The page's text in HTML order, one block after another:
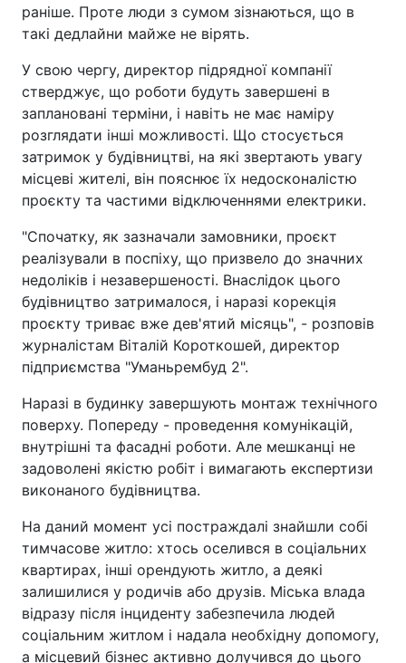
раніше. Проте люди з сумом зізнаються, що в
такі дедлайни майже не вірять.
У свою чергу, директор підрядної компанії
стверджує, що роботи будуть завершені в
заплановані терміни, і навіть не має наміру
розглядати інші можливості. Що стосується
затримок у будівництві, на які звертають увагу
місцеві жителі, він пояснює їх недосконалістю
проєкту та частими відключеннями електрики.
"Спочатку, як зазначали замовники, проєкт
реалізували в поспіху, що призвело до значних
недоліків і незавершеності. Внаслідок цього
будівництво затрималося, і наразі корекція
проєкту триває вже дев'ятий місяць", - розповів
журналістам Віталій Короткошей, директор
підприємства "Уманьрембуд 2".
Наразі в будинку завершують монтаж технічного
поверху. Попереду - проведення комунікацій,
внутрішні та фасадні роботи. Але мешканці не
задоволені якістю робіт і вимагають експертизи
виконаного будівництва.
На даний момент усі постраждалі знайшли собі
тимчасове житло: хтось оселився в соціальних
квартирах, інші орендують житло, а деякі
залишилися у родичів або друзів. Міська влада
відразу після інциденту забезпечила людей
соціальним житлом і надала необхідну допомогу,
а місцевий бізнес активно долучився до цього